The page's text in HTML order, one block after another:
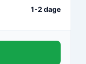
1-2 dage